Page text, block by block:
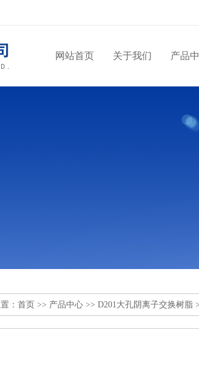
网站首页 关于我们 产品
： 首页 >> 产品中心 >> D201大孔阴离子交换树脂